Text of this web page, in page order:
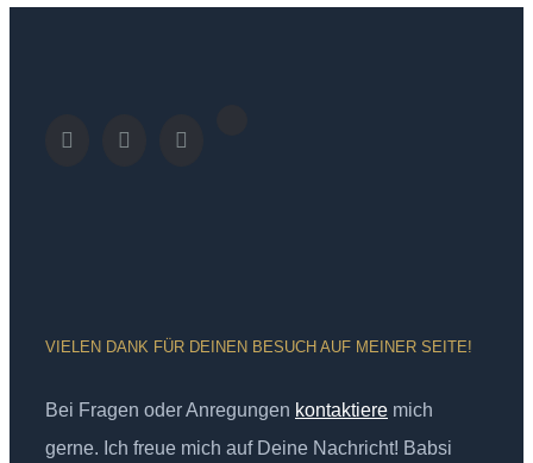
VIELEN DANK FÜR DEINEN BESUCH AUF MEINER SEITE!
Bei Fragen oder Anregungen kontaktiere mich
gerne. Ich freue mich auf Deine Nachricht! Babsi